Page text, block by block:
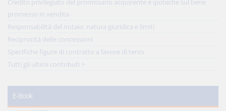
Credito privilegiato del promissario acquirente e ipoteche sul bene
promesso in vendita
Responsabilità del notaio: natura giuridica e limiti
Reciprocità delle concessioni
Specifiche figure di contratto a favore di terzo
Tutti gli ultimi contributi >
E-Book